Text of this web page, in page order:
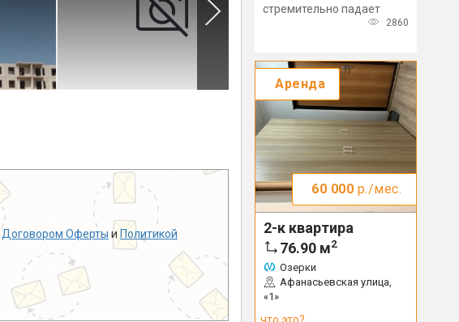
Договором Оферты и Политикой
стремительно падает
2860
Аренда
60 000 р./мес.
2-к квартира
76.90 м2
Озерки
Афанасьевская улица,
«1»